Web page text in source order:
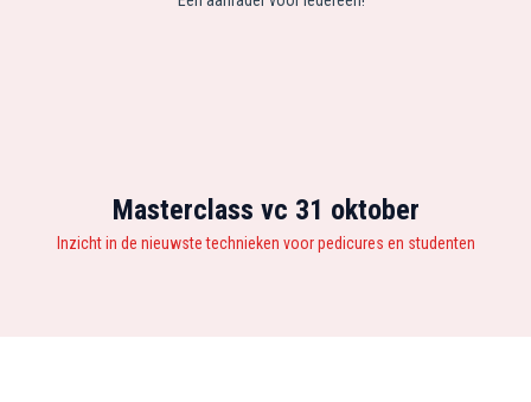
Masterclass vc 31 oktober
Inzicht in de nieuwste technieken voor pedicures en studenten